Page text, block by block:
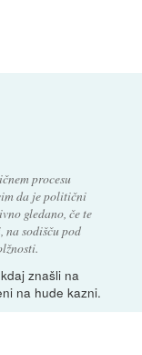
procesu
da je politični
gledano, če te
na sodišču pod
znašli na
na hude kazni.